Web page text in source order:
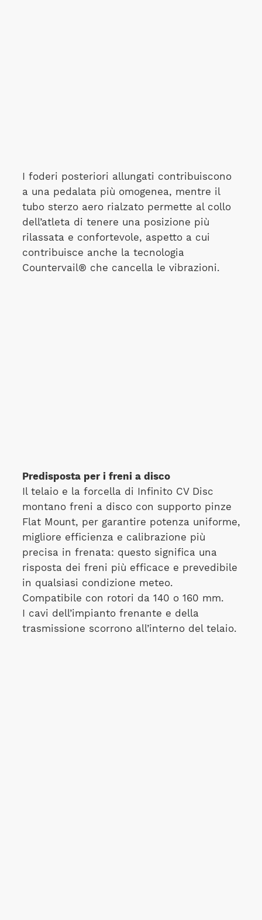
I foderi posteriori allungati contribuiscono
a una pedalata più omogenea, mentre il
tubo sterzo aero rialzato permette al collo
dell’atleta di tenere una posizione più
rilassata e confortevole, aspetto a cui
contribuisce anche la tecnologia
Countervail® che cancella le vibrazioni.
Predisposta per i freni a disco
Il telaio e la forcella di Infinito CV Disc
montano freni a disco con supporto pinze
Flat Mount, per garantire potenza uniforme,
migliore efficienza e calibrazione più
precisa in frenata: questo significa una
risposta dei freni più efficace e prevedibile
in qualsiasi condizione meteo.
Compatibile con rotori da 140 o 160 mm.
I cavi dell’impianto frenante e della
trasmissione scorrono all’interno del telaio.